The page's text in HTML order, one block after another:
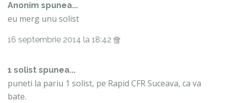
Anonim spunea...
eu merg unu solist
16 septembrie 2014 la 18:42
1 solist spunea...
puneti la pariu 1 solist, pe Rapid CFR Suceava, ca va
bate.